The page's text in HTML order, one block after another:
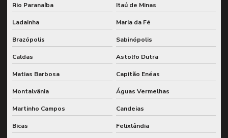
Rio Paranaíba Itaú de Minas
Ladainha Maria da Fé
Brazópolis Sabinópolis
Caldas Astolfo Dutra
Matias Barbosa Capitão Enéas
Montalvânia Águas Vermelhas
Martinho Campos Candeias
Bicas Felixlândia